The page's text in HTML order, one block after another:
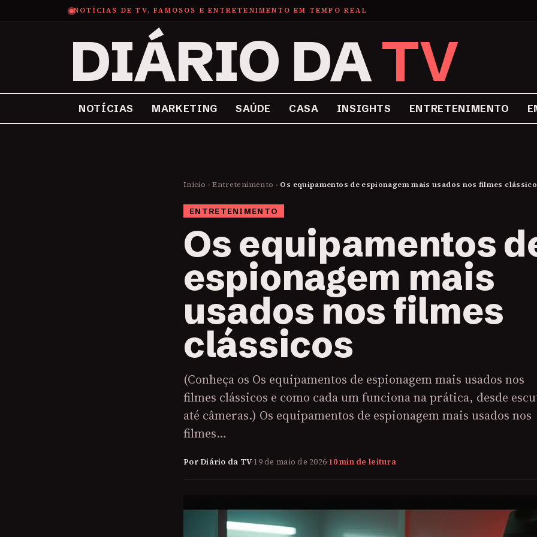
NOTÍCIAS DE TV, FAMOSOS E ENTRETENIMENTO EM TEMPO REAL
DIÁRIO DATV
NOTÍCIAS MARKETING SAÚDE CASA INSIGHTS ENTRETENIMENTO
Início › Entretenimento › Os equipamentos de espionagem mais usados nos filmes
ENTRETENIMENTO
Os equipamentos
espionagem mais
usados nos filmes
clássicos
(Conheça os Os equipamentos de espionagem mais usados nos
filmes clássicos e como cada um funciona na prática, desde
até câmeras.) Os equipamentos de espionagem mais usados nos
filmes…
Por Diário da TV·19 de maio de 2026·10 min de leitura